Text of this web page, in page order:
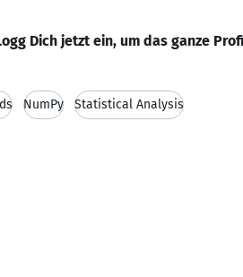
Dich jetzt ein, um das ganze
NumPy Statistical Analysis